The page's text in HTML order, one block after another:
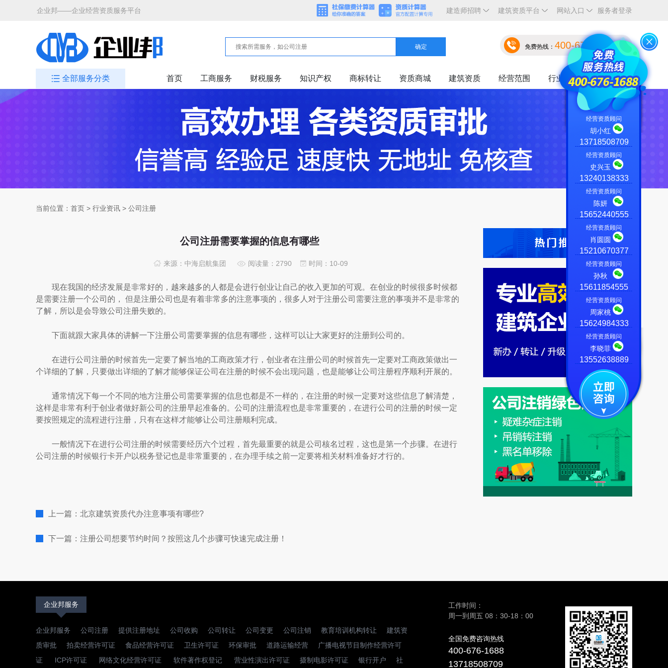
企业邦——企业经营资质服务平台 服务者登录
网站入口
建筑资质平台
建造师招聘
确定 免费热线： 400-676-1688
全部服务分类 首页 工商服务 财税服务 知识产权 商标转让 资质商城 建筑资质 经营范围 行业资讯 关于我们
当前位置： 首页 > 行业资讯 > 公司注册
公司注册需要掌握的信息有哪些
来源：中海启航集团 阅读量：2790 时间：10-09
现在我国的经济发展是非常好的，越来越多的人都是会进行创业让自己的收入更加的可观。在创业的时候很多时候都
是需要注册一个公司的， 但是注册公司也是有着非常多的注意事项的，很多人对于注册公司需要注意的事项并不是非常的
了解，所以是会导致公司注册失败的。
下面就跟大家具体的讲解一下注册公司需要掌握的信息有哪些，这样可以让大家更好的注册到公司的。
在进行公司注册的时候首先一定要了解当地的工商政策才行，创业者在注册公司的时候首先一定要对工商政策做出一
个详细的了解，只要做出详细的了解才能够保证公司在注册的时候不会出现问题，也是能够让公司注册程序顺利开展的。
通常情况下每一个不同的地方注册公司需要掌握的信息也都是不一样的，在注册的时候一定要对这些信息了解清楚，
这样是非常有利于创业者做好新公司的注册早起准备的。公司的注册流程也是非常重要的，在进行公司的注册的时候一定
要按照规定的流程进行注册，只有在这样才能够让公司注册顺利完成。
一般情况下在进行公司注册的时候需要经历六个过程，首先最重要的就是公司核名过程，这也是第一个步骤。在进行
公司注册的时候银行卡开户以税务登记也是非常重要的，在办理手续之前一定要将相关材料准备好才行的。
上一篇：北京建筑资质代办注意事项有哪些?
下一篇：注册公司想要节约时间？按照这几个步骤可快速完成注册！
企业邦服务
企业邦服务 公司注册 提供注册地址 公司收购 公司转让 公司变更 公司注销 教育培训机构转让
建筑资
质审批
拍卖经营许可证 食品经营许可证 卫生许可证 环保审批 道路运输经营
广播电视节目制作经营许可
证
ICP许可证 网络文化经营许可证 软件著作权登记 营业性演出许可证 摄制电影许可证 银行开户 社
工作时间：
周一到周五 08：30-18：00
全国免费咨询热线
400-676-1688
13718508709
经营资质顾问
胡小红
13718508709
经营资质顾问
史兴玉
13240138333
经营资质顾问
陈妍
15652440555
经营资质顾问
肖圆圆
15210670377
经营资质顾问
孙秋
15611854555
经营资质顾问
周家桃
15624984333
经营资质顾问
李晓菲
13552638889